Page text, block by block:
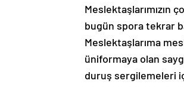
Meslektaşlarımızın
bugün spora tekrar
Meslektaşlarıma
üniformaya olan
duruş sergilemeleri